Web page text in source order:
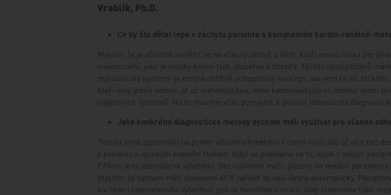
Vrablík, Ph.D.
Co by šlo dělat lépe v záchytu pacienta s komplexním kardio-renálně-
Myslím, že je důležité zaměřit se na včasný záchyt u těch, kteří nesou rizika pro
onemocnění, jako je vysoký krevní tlak, diabetes a obezita. Těchto spoluobčanů
metabolický syndrom je možná obtížně uchopitelný koncept, ale není to nic
kteří mají jednu nemoc, ať už metabolickou, nebo kardiovaskulární, mohou velmi
orgánových systémů. Na to musíme včas pomyslet a provést jednoduchá
Jaké konkrétní diagnostické metody bychom měli využívat pro včasné
Trochu jsme zapomněli na poměr albumin/kreatinin v ranní moči, ale už více než
o pacienty s vysokým krevním tlakem. Když se podíváme na to, kolik z našich
Přitom je to jednoduché vyšetření. Bez vyšetření moči, plazmy na renální
Myslím, že bychom měli stanovení ACR zařadit do naší úvahy automaticky.
a v rámci laboratorního vyšetření, pokud hovoříme o riziku, vždy stanovíme také